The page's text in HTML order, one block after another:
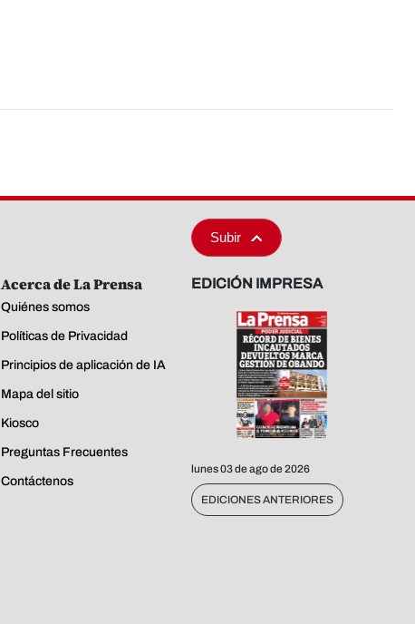
Subir
Acerca de La Prensa
Quiénes somos
Políticas de Privacidad
Principios de aplicación de IA
Mapa del sitio
Kiosco
Preguntas Frecuentes
Contáctenos
EDICIÓN IMPRESA
lunes 03 de ago de 2026
EDICIONES ANTERIORES